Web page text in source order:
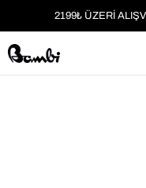
2199₺ ÜZERİ
MOBİL UYGULAMAYA